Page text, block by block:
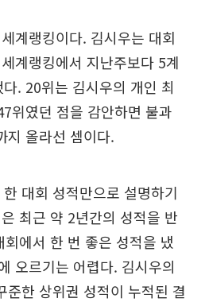
계랭킹이다. 김시우는 대회
계랭킹에서 지난주보다 5계
. 20위는 김시우의 개인 최
위였던 점을 감안하면 불과
지 올라선 셈이다.
대회 성적만으로 설명하기
최근 약 2년간의 성적을 반
에서 한 번 좋은 성적을 냈
오르기는 어렵다. 김시우의
준한 상위권 성적이 누적된 결